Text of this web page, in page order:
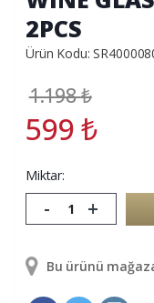
2PCS
Ürün Kodu:
1.198₺
599₺
Miktar:
- +
Bu ürünü